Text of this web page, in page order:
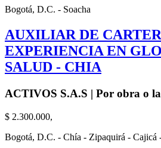
Bogotá, D.C. - Soacha
AUXILIAR DE
EXPERIENCIA EN
SALUD - CHIA
ACTIVOS S.A.S | Por obra o
$ 2.300.000,
Bogotá, D.C. - Chía - Zipaquirá - Cajicá